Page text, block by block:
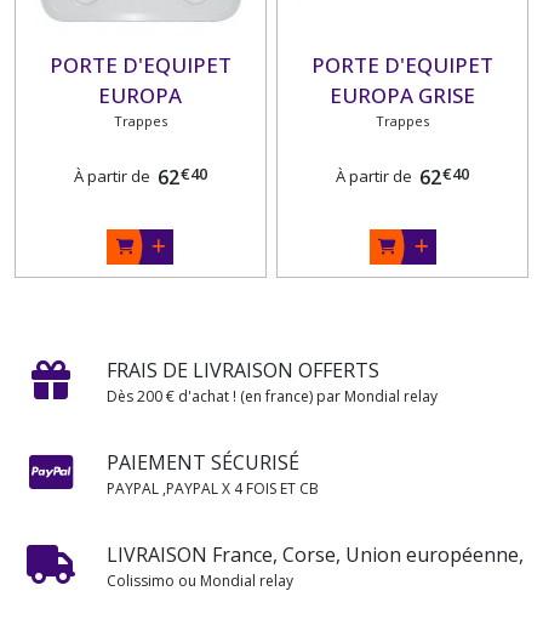
PORTE D'EQUIPET
EUROPA
Trappes
À partir de 62€40
PORTE D'EQUIPET
EUROPA GRISE
Trappes
À partir de 62€40
FRAIS DE LIVRAISON OFFERTS
Dès 200 € d'achat ! (en france) par Mondial relay
PAIEMENT SÉCURISÉ
PAYPAL ,PAYPAL X 4 FOIS ET CB
LIVRAISON France, Corse, Union européenne,
Colissimo ou Mondial relay